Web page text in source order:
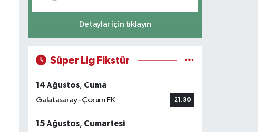
Detaylar için tıklayın
Süper Lig Fikstür
14 Ağustos, Cuma
Galatasaray - Çorum FK
21:30
15 Ağustos, Cumartesi